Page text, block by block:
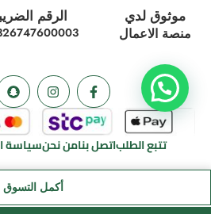
موثوق لدي
منصة الاعمال
الرقم
تتبع الطلباتصل بنامن نحنسياسة
أكمل التسوق